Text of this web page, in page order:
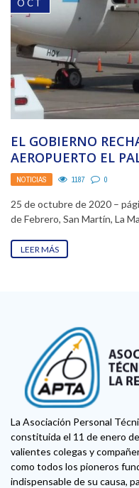
OCT
EL GOBIERNO
AEROPUERTO EL
NOTICIAS 1187 0
25 de octubre de 2020 –
de Febrero, San Martín, La
LEER MÁS
La Asociación Personal
constituida el 11 de enero
valientes colegas y
como todos los pioneros
indispensable de su causa,